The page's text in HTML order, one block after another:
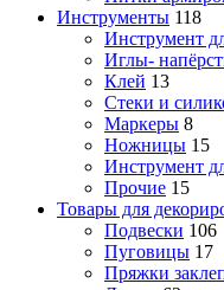
Инструменты 118
Инструмент
Иглы-
Клей 13
Стеки и
Маркеры 8
Ножницы 15
Инструмент
Прочие 15
Товары для
Подвески 106
Пуговицы 17
Пряжки